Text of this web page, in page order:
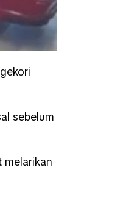
sebelum
melarikan